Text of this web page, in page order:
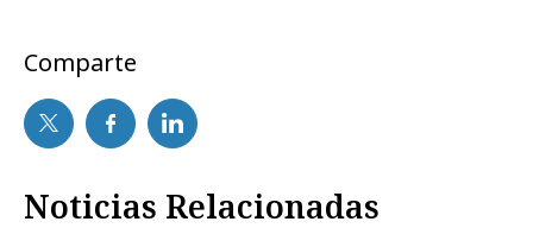
Comparte
Noticias Relacionadas